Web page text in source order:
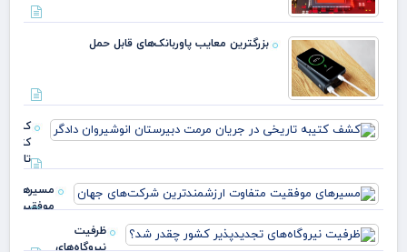
بزرگترین معایب پاوربانک‌های قابل حمل
کشف
کتیبه
جریان
مرمتمسیرهای
موفقیت
ظرفیت
نیروگاه‌های